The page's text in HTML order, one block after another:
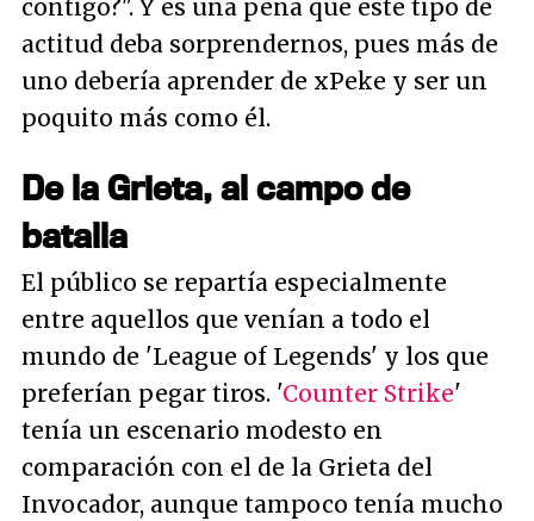
contigo?". Y es una pena que este tipo de
actitud deba sorprendernos, pues más de
uno debería aprender de xPeke y ser un
poquito más como él.
De la Grieta, al campo de
batalla
El público se repartía especialmente
entre aquellos que venían a todo el
mundo de 'League of Legends' y los que
preferían pegar tiros. 'Counter Strike'
tenía un escenario modesto en
comparación con el de la Grieta del
Invocador, aunque tampoco tenía mucho